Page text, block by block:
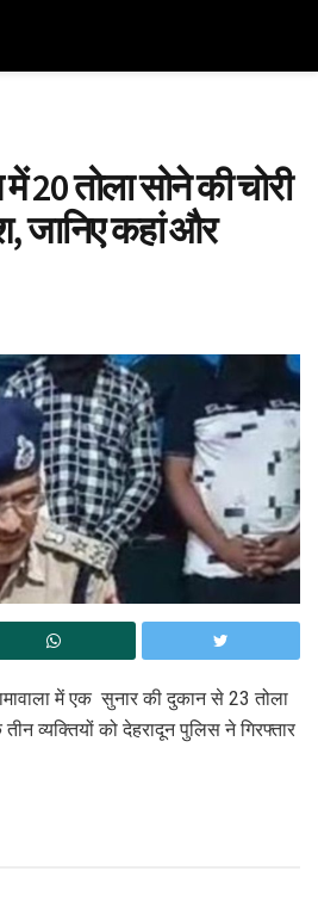
20 तोला सोने की चोरी
जानिए कहां और
में एक सुनार की दुकान से 23 तोला
व्यक्तियों को देहरादून पुलिस ने गिरफ्तार